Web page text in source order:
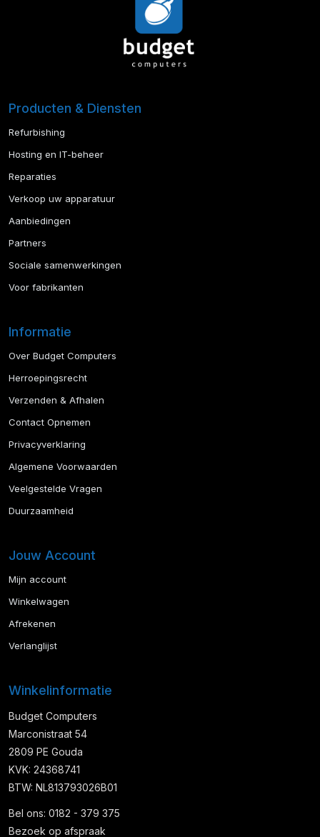
Producten & Diensten
Refurbishing
Hosting en IT-beheer
Reparaties
Verkoop uw apparatuur
Aanbiedingen
Partners
Sociale samenwerkingen
Voor fabrikanten
Informatie
Over Budget Computers
Herroepingsrecht
Verzenden & Afhalen
Contact Opnemen
Privacyverklaring
Algemene Voorwaarden
Veelgestelde Vragen
Duurzaamheid
Jouw Account
Mijn account
Winkelwagen
Afrekenen
Verlanglijst
Winkelinformatie
Budget Computers
Marconistraat 54
2809 PE Gouda
KVK: 24368741
BTW: NL813793026B01
Bel ons: 0182 - 379 375
Bezoek op afspraak